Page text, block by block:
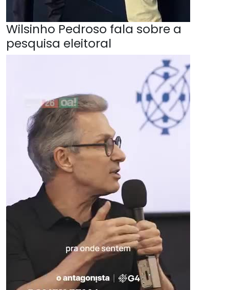
Wilsinho Pedroso fala sobre a
pesquisa eleitoral